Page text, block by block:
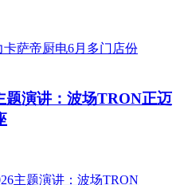
题演讲：波场TRON正迈